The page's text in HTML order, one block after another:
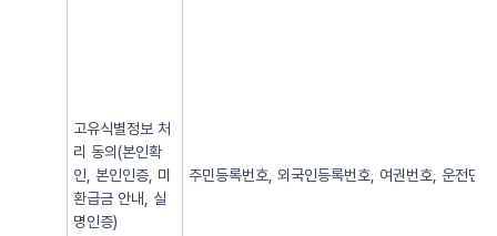
고유식별정보 처
리 동의(본인확
인, 본인인증, 미
환급금 안내, 실
명인증)
주민등록번호, 외국인등록번호, 여권번호, 운전면